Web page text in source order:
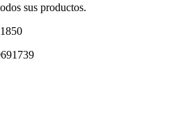
sus productos.